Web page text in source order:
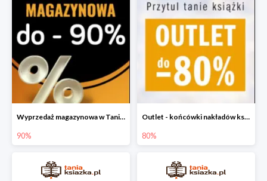
Wyprzedaż magazynowa w Taniej Książce do -90%
90%
Outlet - końcówki nakładów książek do -80%
80%